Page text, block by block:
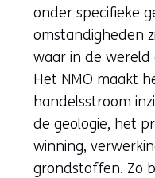
onder specifieke
omstandigheden
waar in de
Het NMO maakt
handelsstroom
de geologie, het
winning,
grondstoffen. Zo